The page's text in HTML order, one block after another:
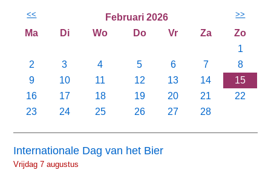
<< Februari 2026 >>
Ma Di Wo Do Vr Za
Zo
1
2
3 4 5 6 7
8
9
10 11 12 13 14
15
16
17 18 19 20 21
22
23
24 25 26 27 28
Internationale Dag van het Bier
Vrijdag 7 augustus